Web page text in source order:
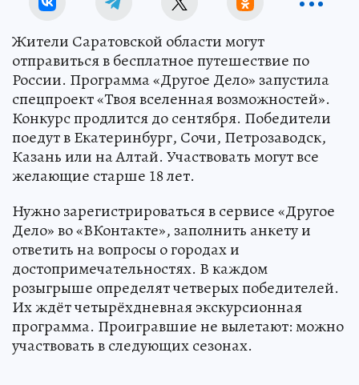
Жители Саратовской области могут
отправиться в бесплатное путешествие по
России. Программа «Другое Дело» запустила
спецпроект «Твоя вселенная возможностей».
Конкурс продлится до сентября. Победители
поедут в Екатеринбург, Сочи, Петрозаводск,
Казань или на Алтай. Участвовать могут все
желающие старше 18 лет.
Нужно зарегистрироваться в сервисе «Другое
Дело» во «ВКонтакте», заполнить анкету и
ответить на вопросы о городах и
достопримечательностях. В каждом
розыгрыше определят четверых победителей.
Их ждёт четырёхдневная экскурсионная
программа. Проигравшие не вылетают: можно
участвовать в следующих сезонах.